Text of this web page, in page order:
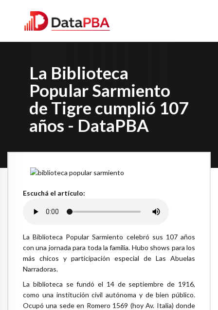
La Biblioteca
Popular Sarmiento
de Tigre cumplió 107
años - DataPBA
Escuchá el artículo:
La Biblioteca Popular Sarmiento celebró sus 107 años
con una jornada para toda la familia. Hubo shows para los
más chicos y participación especial de Las Abuelas
Narradoras.
La biblioteca se fundó el 14 de septiembre de 1916,
como una institución civil autónoma y de bien público.
Ocupó una sede en Romero 1569 (hoy Av. Italia) donde